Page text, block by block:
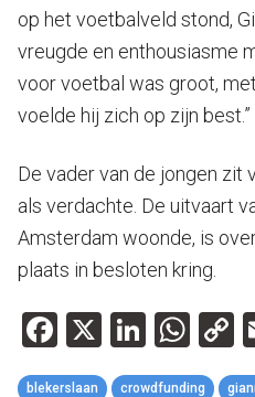
op het voetbalveld stond,
vreugde en enthousiasme
voor voetbal was groot,
voelde hij zich op zijn best.”
De vader van de jongen zit
als verdachte. De uitvaart
Amsterdam woonde, is
plaats in besloten kring.
Facebook
X
blekerslaan crowdfunding